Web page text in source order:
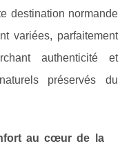
destination normande
variées, parfaitement
authenticité et
préservés du
au cœur de la